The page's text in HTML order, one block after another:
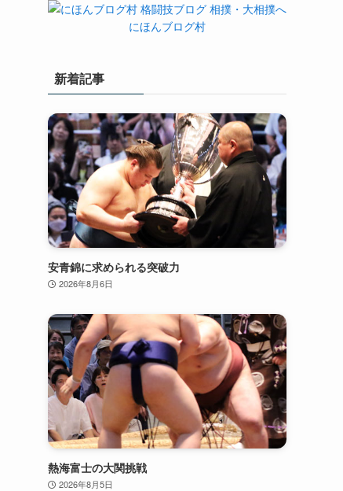
にほんブログ村
新着記事
安青錦に求められる突破力
2026年8月6日
熱海富士の大関挑戦
2026年8月5日